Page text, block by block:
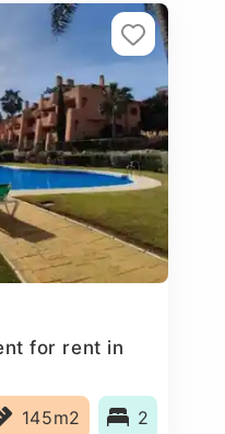
for rent in
145m2 2